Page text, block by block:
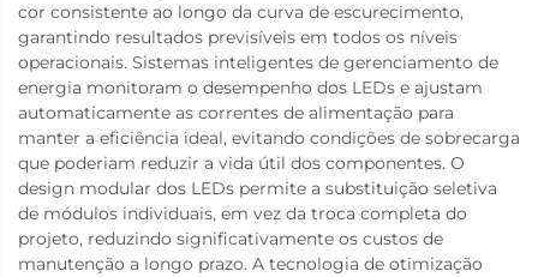
cor consistente ao longo da curva de escurecimento,
garantindo resultados previsíveis em todos os níveis
operacionais. Sistemas inteligentes de gerenciamento de
energia monitoram o desempenho dos LEDs e ajustam
automaticamente as correntes de alimentação para
manter a eficiência ideal, evitando condições de sobrecarga
que poderiam reduzir a vida útil dos componentes. O
design modular dos LEDs permite a substituição seletiva
de módulos individuais, em vez da troca completa do
projeto, reduzindo significativamente os custos de
manutenção a longo prazo. A tecnologia de otimização